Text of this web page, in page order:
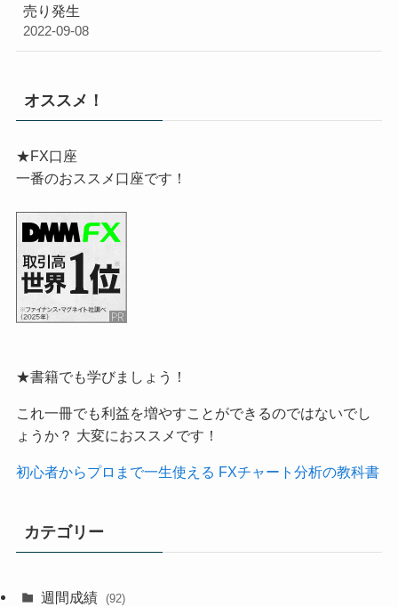
売り発生
2022-09-08
オススメ！
★FX口座
一番のおススメ口座です！
★書籍でも学びましょう！
これ一冊でも利益を増やすことができるのではないでし
ょうか？ 大変におススメです！
初心者からプロまで一生使える FXチャート分析の教科書
カテゴリー
週間成績 (92)